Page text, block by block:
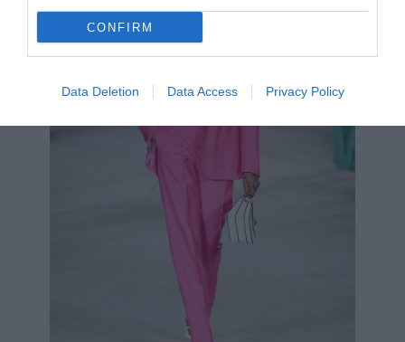
CONFIRM
Data Deletion Data Access Privacy Policy